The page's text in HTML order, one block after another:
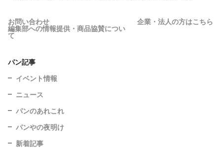
お問い合わせ 企業・法人の方はこちら
編集部への情報提供・商品協賛につい
て
パン記事
イベント情報
ニュース
パンのあれこれ
パンやの夜明け
新着記事